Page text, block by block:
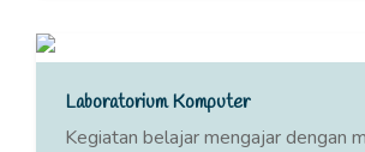
Laboratorium Komputer
Kegiatan belajar mengajar dengan